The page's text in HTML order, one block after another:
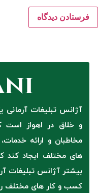
آژانس تبلیغات آرمانی
و خلاق در اهواز است
مخاطبان و ارائه
های مختلف ایجاد کند
بیشتر آژانس تبلیغات
کسب و کار های مختلف